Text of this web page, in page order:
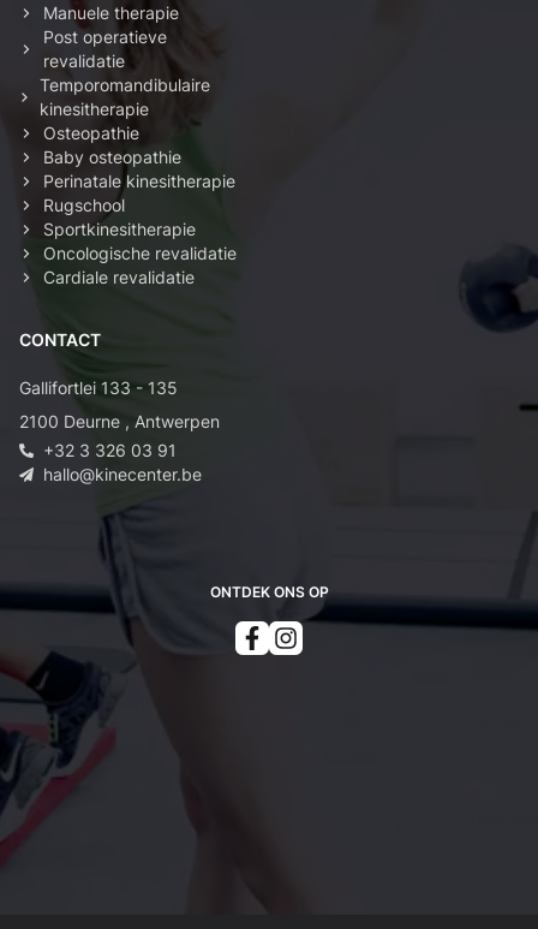
ONTDEK ONS OP
Manuele therapie
Post operatieve
revalidatie
Temporomandibulaire
kinesitherapie
Osteopathie
Baby osteopathie
Perinatale kinesitherapie
Rugschool
Sportkinesitherapie
Oncologische revalidatie
Cardiale revalidatie
CONTACT
Gallifortlei 133 - 135
2100 Deurne , Antwerpen
+32 3 326 03 91
hallo@kinecenter.be